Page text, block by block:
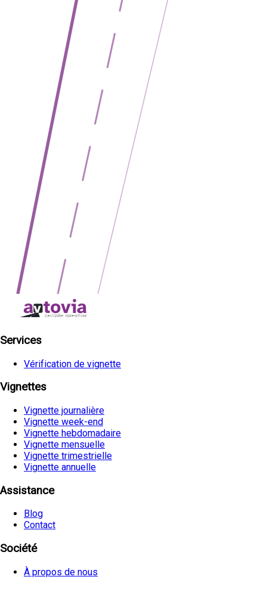
Services
Vérification de vignette
Vignettes
Vignette journalière
Vignette week-end
Vignette hebdomadaire
Vignette mensuelle
Vignette trimestrielle
Vignette annuelle
Assistance
Blog
Contact
Société
À propos de nous